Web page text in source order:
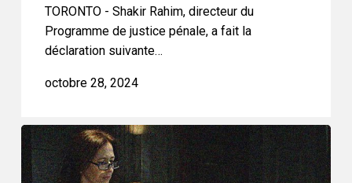
TORONTO - Shakir Rahim, directeur du
Programme de justice pénale, a fait la
déclaration suivante…
octobre 28, 2024
L’ACLC
publie
un